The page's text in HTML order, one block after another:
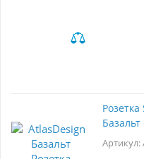
любой
требует
выбор
Артикул: